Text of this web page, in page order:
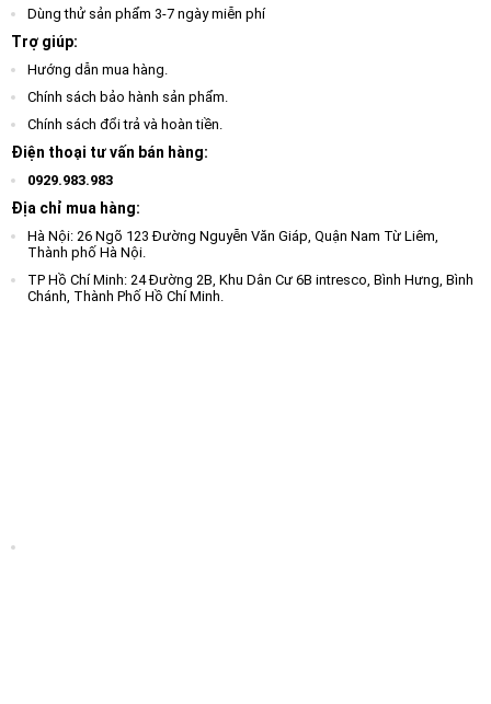
Dùng thử sản phẩm 3-7 ngày miễn phí
Trợ giúp:
Hướng dẫn mua hàng.
Chính sách bảo hành sản phẩm.
Chính sách đổi trả và hoàn tiền.
Điện thoại tư vấn bán hàng:
0929.983.983
Địa chỉ mua hàng:
Hà Nội: 26 Ngõ 123 Đường Nguyễn Văn Giáp, Quận Nam Từ Liêm,
Thành phố Hà Nội.
TP Hồ Chí Minh: 24 Đường 2B, Khu Dân Cư 6B intresco, Bình Hưng, Bình
Chánh, Thành Phố Hồ Chí Minh.